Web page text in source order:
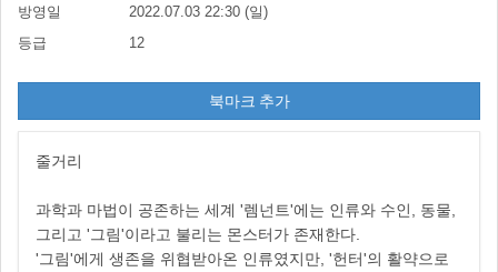
방영일
2022.07.03 22:30 (일)
등급
12
북마크 추가
줄거리
과학과 마법이 공존하는 세계 '렘넌트'에는 인류와 수인, 동물,
그리고 '그림'이라고 불리는 몬스터가 존재한다.
'그림'에게 생존을 위협받아온 인류였지만, '헌터'의 활약으로